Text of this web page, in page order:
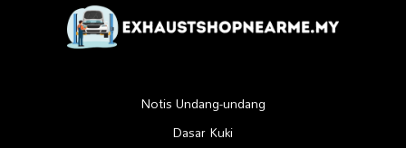
Notis Undang-undang
Dasar Kuki